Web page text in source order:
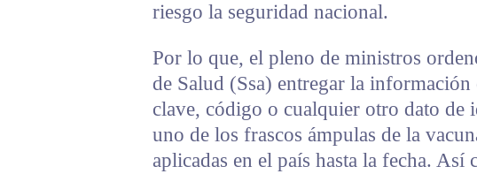
riesgo la seguridad nacional.
Por lo que, el pleno de ministros
de Salud (Ssa) entregar la
clave, código o cualquier otro dato de
uno de los frascos ámpulas de la
aplicadas en el país hasta la fecha.